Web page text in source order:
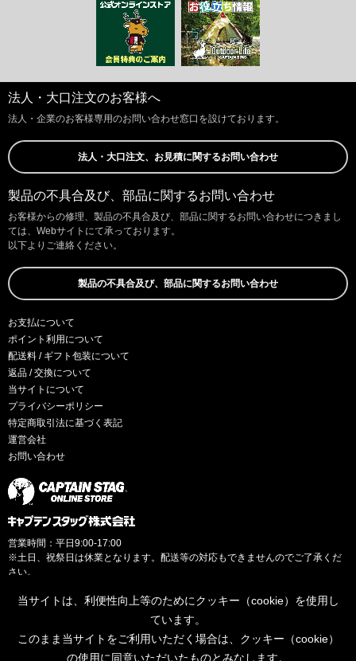
法人・大口注文のお客様へ
法人・企業のお客様専用のお問い合わせ窓口を設けております。
法人・大口注文、お見積に関するお問い合わせ
製品の不具合及び、部品に関するお問い合わせ
お客様からの修理、製品の不具合及び、部品に関するお問い合わせにつきまし
ては、Webサイトにて承っております。
以下よりご連絡ください。
製品の不具合及び、部品に関するお問い合わせ
お支払について
ポイント利用について
配送料 / ギフト包装について
返品 / 交換について
当サイトについて
プライバシーポリシー
特定商取引法に基づく表記
運営会社
お問い合わせ
営業時間：平日9:00-17:00
※土日、祝祭日は休業となります。配送等の対応もできませんのでご了承くだ
さい。
当サイトは、利便性向上等のためにクッキー（cookie）を使用し
ています。
このまま当サイトをご利用いただく場合は、クッキー（cookie）
の使用に同意いただいたものとみなします。